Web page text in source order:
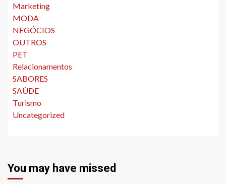
Marketing
MODA
NEGÓCIOS
OUTROS
PET
Relacionamentos
SABORES
SAÚDE
Turismo
Uncategorized
You may have missed